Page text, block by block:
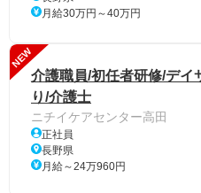
月給30万円～40万円
NEW
介護職員/初任者研修/デイ
り/介護士
ニチイケアセンター高田
正社員
長野県
月給～24万960円